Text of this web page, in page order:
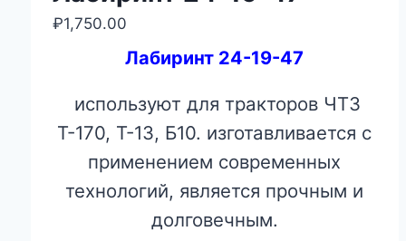
₽1,750.00
Лабиринт 24-19-47
используют для тракторов ЧТЗ
Т-170, Т-13, Б10. изготавливается с
применением современных
технологий, является прочным и
долговечным.